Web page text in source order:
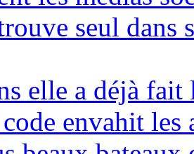
seul dans
elle a déjà
envahit les